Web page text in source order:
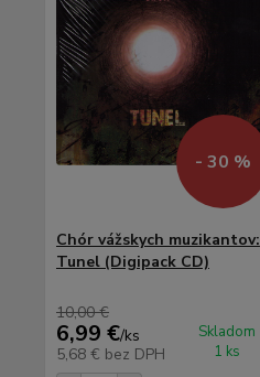
- 30 %
Chór vážskych muzikantov:
Tunel (Digipack CD)
10,00 €
6,99 €/ks
5,68 € bez DPH
Skladom
1 ks